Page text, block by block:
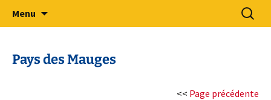
Comité Départemental Sport
Adapté 49
Sport Adapté 49
Menu
Pays des Mauges
<< Page précédente